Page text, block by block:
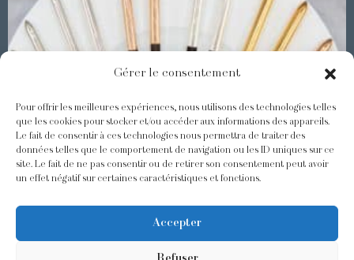
Gérer le consentement
Pour offrir les meilleures expériences, nous utilisons des technologies telles
que les cookies pour stocker et/ou accéder aux informations des appareils.
Le fait de consentir à ces technologies nous permettra de traiter des
données telles que le comportement de navigation ou les ID uniques sur ce
site. Le fait de ne pas consentir ou de retirer son consentement peut avoir
un effet négatif sur certaines caractéristiques et fonctions.
Accepter
Les Baguettes Asiatiques Odiot
@odiot.paris @Odiot